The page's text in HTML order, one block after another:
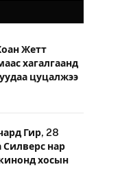
Жетт
хагалгаанд
цуцалжээ
Гир, 28
Силверс нар
хосын